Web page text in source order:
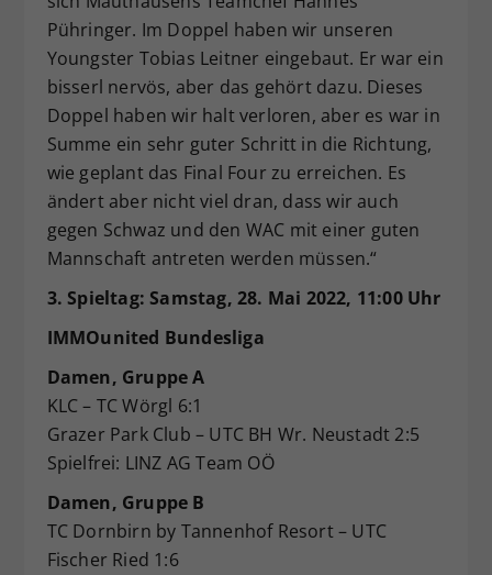
Pühringer. Im Doppel haben wir unseren
Youngster Tobias Leitner eingebaut. Er war ein
bisserl nervös, aber das gehört dazu. Dieses
Doppel haben wir halt verloren, aber es war in
Summe ein sehr guter Schritt in die Richtung,
wie geplant das Final Four zu erreichen. Es
ändert aber nicht viel dran, dass wir auch
gegen Schwaz und den WAC mit einer guten
Mannschaft antreten werden müssen.“
3. Spieltag: Samstag, 28. Mai 2022, 11:00 Uhr
IMMOunited Bundesliga
Damen, Gruppe A
KLC – TC Wörgl 6:1
Grazer Park Club – UTC BH Wr. Neustadt 2:5
Spielfrei: LINZ AG Team OÖ
Damen, Gruppe B
TC Dornbirn by Tannenhof Resort – UTC
Fischer Ried 1:6